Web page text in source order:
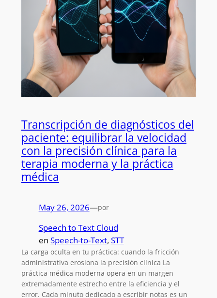
Transcripción de diagnósticos del
paciente: equilibrar la velocidad
con la precisión clínica para la
terapia moderna y la práctica
médica
May 26, 2026—por
Speech to Text Cloud
en Speech-to-Text, STT
La carga oculta en tu práctica: cuando la fricción
administrativa erosiona la precisión clínica La
práctica médica moderna opera en un margen
extremadamente estrecho entre la eficiencia y el
error. Cada minuto dedicado a escribir notas es un